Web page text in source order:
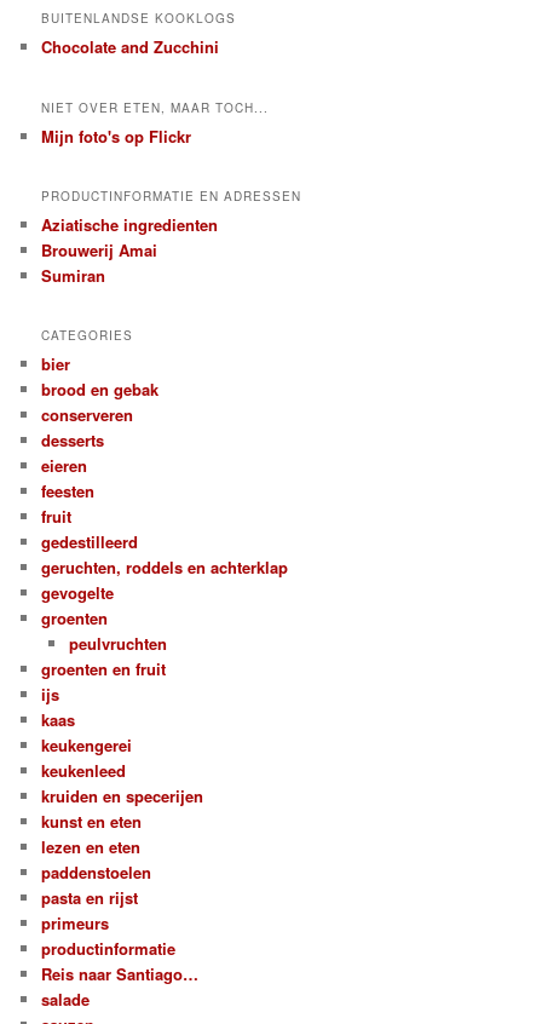
BUITENLANDSE KOOKLOGS
Chocolate and Zucchini
NIET OVER ETEN, MAAR TOCH...
Mijn foto's op Flickr
PRODUCTINFORMATIE EN ADRESSEN
Aziatische ingredienten
Brouwerij Amai
Sumiran
CATEGORIES
bier
brood en gebak
conserveren
desserts
eieren
feesten
fruit
gedestilleerd
geruchten, roddels en achterklap
gevogelte
groenten
peulvruchten
groenten en fruit
ijs
kaas
keukengerei
keukenleed
kruiden en specerijen
kunst en eten
lezen en eten
paddenstoelen
pasta en rijst
primeurs
productinformatie
Reis naar Santiago…
salade